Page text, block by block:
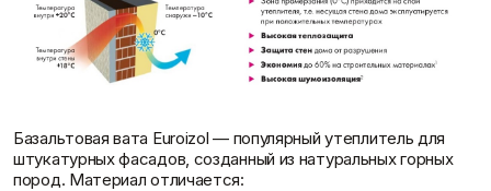
Базальтовая вата Euroizol — популярный утеплитель для
штукатурных фасадов, созданный из натуральных горных
пород. Материал отличается: